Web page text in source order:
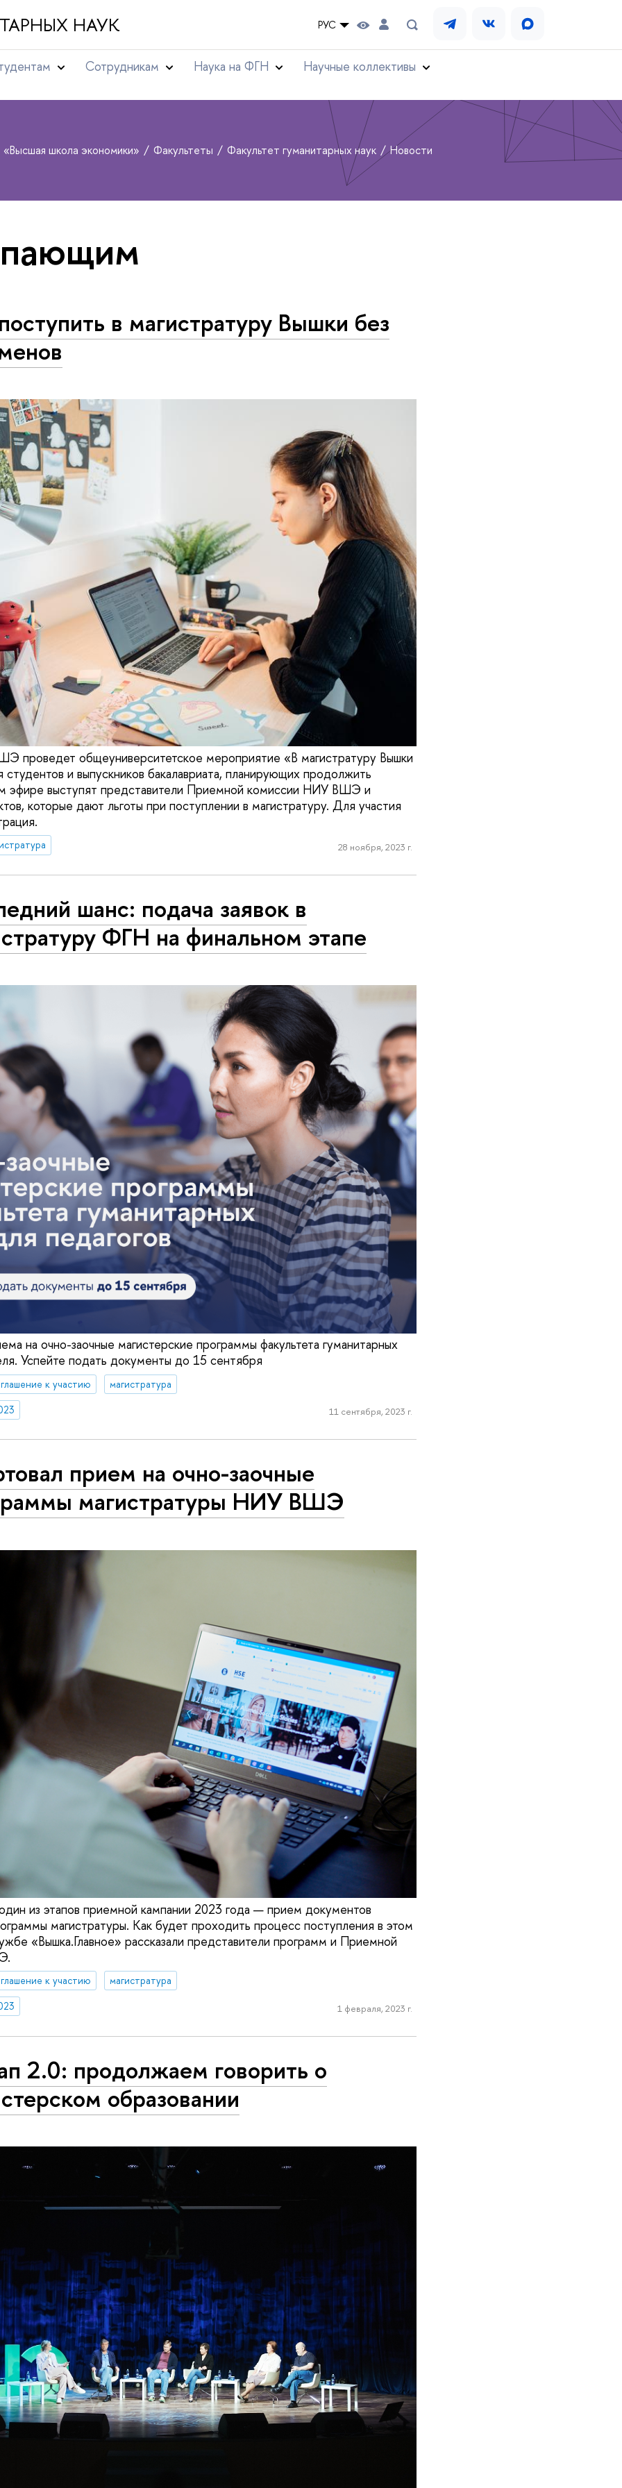
НАУК РУС
Сотрудникам Наука на ФГН Научные коллективы
«Высшая школа экономики» Факультеты Факультет гуманитарных наук Новости
в магистратуру Вышки без
проведет общеуниверситетское мероприятие «В магистратуру Вышки
студентов и выпускников бакалавриата, планирующих продолжить
эфире выступят представители Приемной комиссии НИУ ВШЭ и
которые дают льготы при поступлении в магистратуру. Для участия
28 ноября, 2023 г.
шанс: подача заявок в
ФГН на финальном этапе
на очно-заочные магистерские программы факультета гуманитарных
Успейте подать документы до 15 сентября
к участию
магистратура
11 сентября, 2023 г.
прием на очно-заочные
магистратуры НИУ ВШЭ
из этапов приемной кампании 2023 года — прием документов
магистратуры. Как будет проходить процесс поступления в этом
«Вышка.Главное» рассказали представители программ и Приемной
к участию
магистратура
1 февраля, 2023 г.
2.0: продолжаем говорить о
образовании